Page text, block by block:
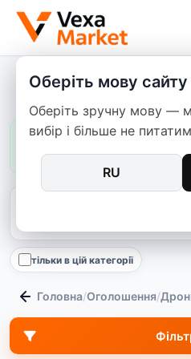
Оберіть мову сайту
Оберіть зручну мову —
вибір і більше не
RU
Акумулятори
Ціни в цій категорії:
медіана1 350 ₴67
тільки в цій категорії
Головна/Оголошення/